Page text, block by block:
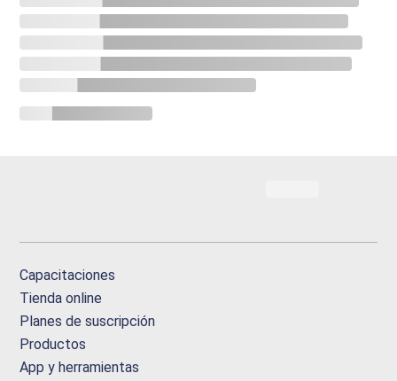
Capacitaciones
Tienda online
Planes de suscripción
Productos
App y herramientas